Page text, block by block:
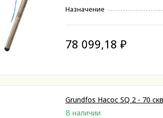
Назначение
78 099,18 ₽
Grundfos Насос SQ 2 - 70
В наличии